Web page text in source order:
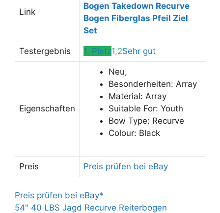
Link
Bogen Takedown Recurve
Bogen Fiberglas Pfeil Ziel
Set
Testergebnis 1. Platz1,2Sehr gut
Eigenschaften
Neu,
Besonderheiten: Array
Material: Array
Suitable For: Youth
Bow Type: Recurve
Colour: Black
Preis Preis prüfen bei eBay
Preis prüfen bei eBay*
54" 40 LBS Jagd Recurve Reiterbogen